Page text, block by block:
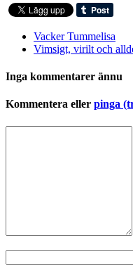
Vacker Tummelisa
Vimsigt, virilt och
Inga kommentarer ännu
Kommentera eller pinga